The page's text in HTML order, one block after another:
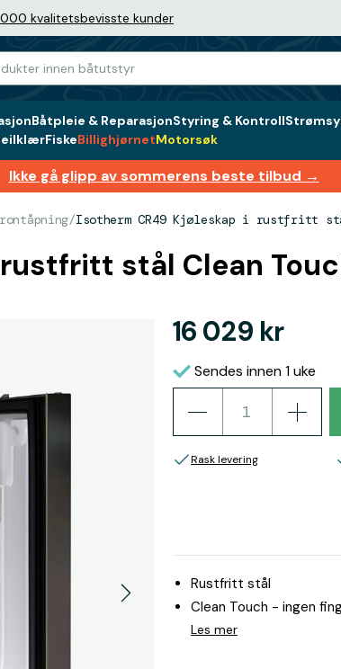
kvalitetsbevisste kunder
Båtpleie & ReparasjonStyring & Kontroll
FiskeBillighjørnetMotorsøk
Ikke gå glipp av sommerens beste tilbud →
/Isotherm CR49 Kjøleskap i rustfritt
stål Clean
16 029 kr
Sendes innen 1 uke
Rask levering
Rustfritt stål
Clean Touch - ingen
Les mer